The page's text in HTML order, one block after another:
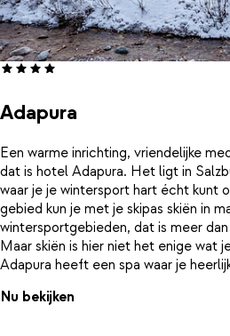
Adapura
Een warme inrichting, vriendelijke
dat is hotel Adapura. Het ligt in
waar je je wintersport hart écht kunt
gebied kun je met je skipas skiën in
wintersportgebieden, dat is meer
Maar skiën is hier niet het enige wat
Adapura heeft een spa waar je
Daarnaast zijn er meerdere
weer iets anders kunt kiezen. Proost
Nu bekijken